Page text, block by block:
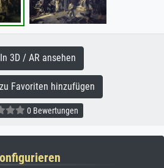
3D / AR ansehen
Favoriten hinzufügen
0 Bewertungen